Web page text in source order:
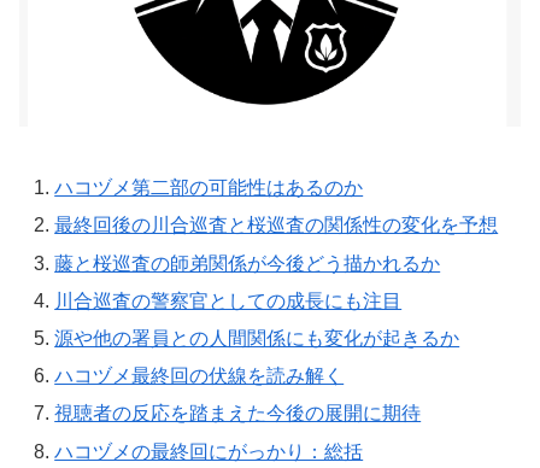
ハコヅメ第二部の可能性はあるのか
最終回後の川合巡査と桜巡査の関係性の変化を予想
藤と桜巡査の師弟関係が今後どう描かれるか
川合巡査の警察官としての成長にも注目
源や他の署員との人間関係にも変化が起きるか
ハコヅメ最終回の伏線を読み解く
視聴者の反応を踏まえた今後の展開に期待
ハコヅメの最終回にがっかり：総括